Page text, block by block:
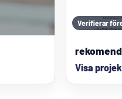
Verifierar
Visa